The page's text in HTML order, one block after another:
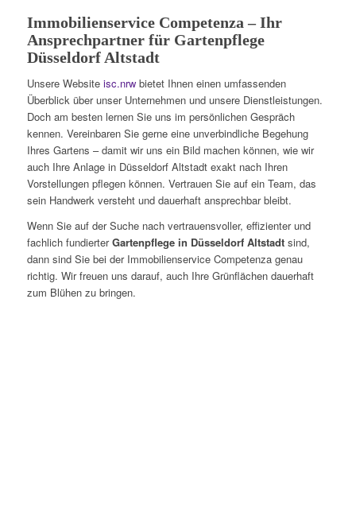
Immobilienservice Competenza – Ihr
Ansprechpartner für Gartenpflege
Düsseldorf Altstadt
Unsere Website isc.nrwbietet Ihnen einen umfassenden
Überblick über unser Unternehmen und unsere Dienstleistungen.
Doch am besten lernen Sie uns im persönlichen Gespräch
kennen. Vereinbaren Sie gerne eine unverbindliche Begehung
Ihres Gartens – damit wir uns ein Bild machen können, wie wir
auch Ihre Anlage in Düsseldorf Altstadt exakt nach Ihren
Vorstellungen pflegen können. Vertrauen Sie auf ein Team, das
sein Handwerk versteht und dauerhaft ansprechbar bleibt.
Wenn Sie auf der Suche nach vertrauensvoller, effizienter und
fachlich fundierterGartenpflege in Düsseldorf Altstadtsind,
dann sind Sie bei der Immobilienservice Competenza genau
richtig. Wir freuen uns darauf, auch Ihre Grünflächen dauerhaft
zum Blühen zu bringen.